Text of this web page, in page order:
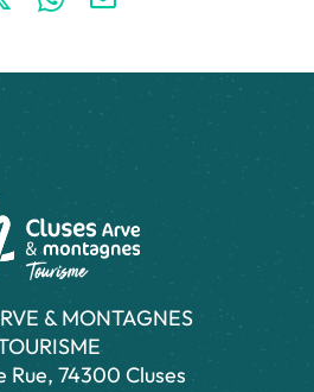
sur Facebook (nouvelle fenêtre)
Partager sur X / Twitter (nouvelle
Partager sur WhatsApp
Partager par mail
& MONTAGNES
Rue, 74300 Cluses